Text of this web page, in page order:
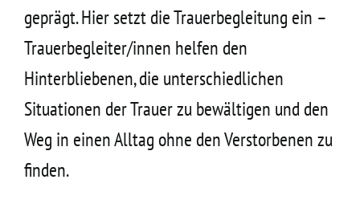
geprägt. Hier setzt die Trauerbegleitung ein –
Trauerbegleiter/innen helfen den
Hinterbliebenen, die unterschiedlichen
Situationen der Trauer zu bewältigen und den
Weg in einen Alltag ohne den Verstorbenen zu
finden.